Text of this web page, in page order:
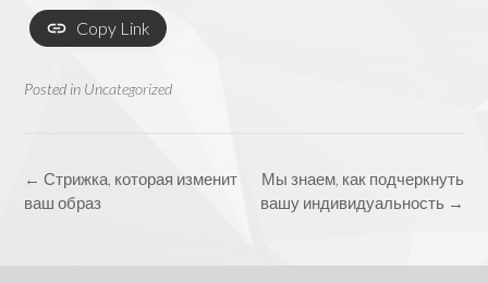
Copy Link
Posted in Uncategorized
Post
navigation
Мы знаем, как подчеркнуть
вашу индивидуальность →
← Стрижка, которая изменит
ваш образ